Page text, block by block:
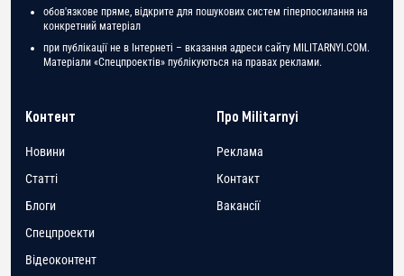
обов'язкове пряме, відкрите для пошукових систем гіперпосилання на
конкретний матеріал
при публікації не в Інтернеті – вказання адреси сайту MILITARNYI.COM.
Матеріали «Спецпроектів» публікуються на правах реклами.
Контент
Новини
Статті
Блоги
Спецпроекти
Відеоконтент
Про Militarnyi
Реклама
Контакт
Вакансії